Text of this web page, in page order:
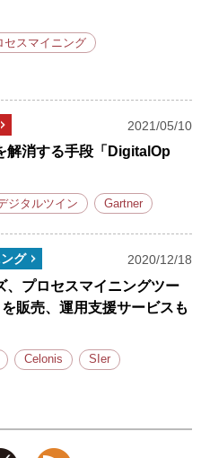
セスマイニング
2021/05/10
解消する手段「DigitalOp
ジタルツイン Gartner
グ 2020/12/18
、プロセスマイニングツー
販売、運用支援サービスも
Celonis SIer